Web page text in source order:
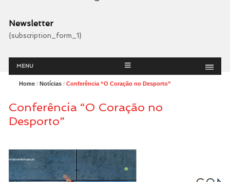
Newsletter
{subscription_form_1}
Menu
MENU
Home/ Notícias/ Conferência “O Coração no Desporto”
Conferência “O Coração no
Desporto”